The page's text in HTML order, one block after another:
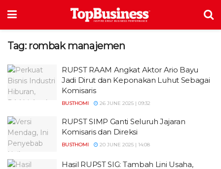
Tag: rombak manajemen
RUPST RAAM Angkat Aktor Ario Bayu
Jadi Dirut dan Keponakan Luhut Sebagai
Komisaris
BUSTHOMI 26 JUNE 2025 | 09:32
RUPST SIMP Ganti Seluruh Jajaran
Komisaris dan Direksi
BUSTHOMI 20 JUNE 2025 | 14:08
Hasil RUPST SIG: Tambah Lini Usaha,